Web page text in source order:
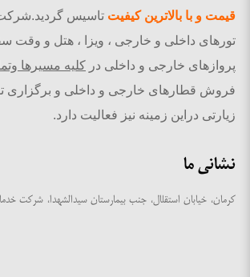
قیمت و با بالاترین کیفیت تاسیس
تورهای داخلی و خارجی ، ویزا ، هتل و وقت
پروازهای خارجی و داخلی در کلیه مسیرها
فروش قطارهای خارجی و داخلی و برگزاری
زیارتی دراین زمینه نیز فعالیت دارد.
نشانی ما
کرمان، خیابان استقلال، جنب بیمارستان سیدالشهدا، شرکت